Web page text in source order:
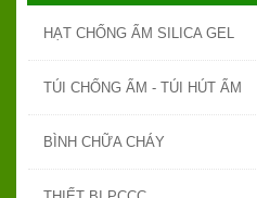
HẠT CHỐNG ẨM SILICA GEL
TÚI CHỐNG ẨM - TÚI HÚT ẨM
BÌNH CHỮA CHÁY